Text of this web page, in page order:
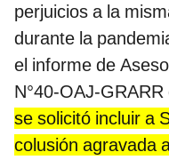
perjuicios a la
durante la
el informe de
N°40-OAJ-
se solicitó incluir a
colusión agravada